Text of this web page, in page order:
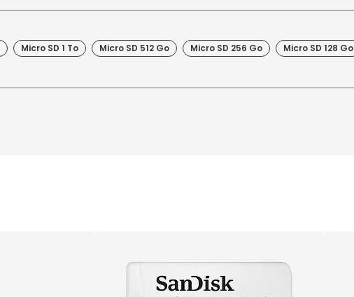
Micro SD 1 To Micro SD 512 Go Micro SD 256 Go
Micro SD 128 Go